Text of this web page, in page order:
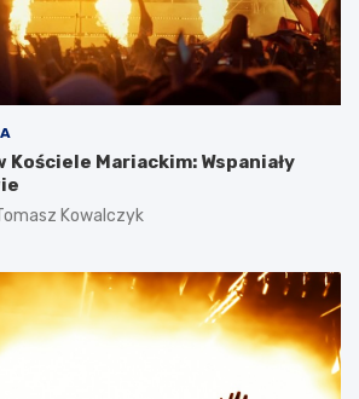
Kościele Mariackim: Wspaniały
Kowalczyk